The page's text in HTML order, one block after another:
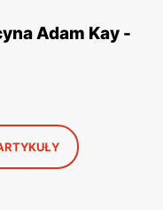
Adam Kay -